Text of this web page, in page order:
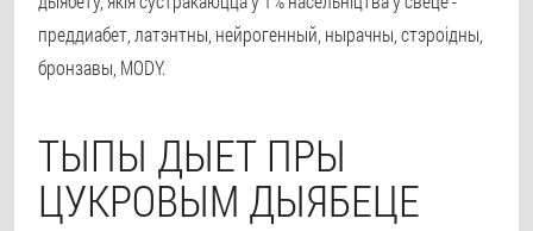
преддиабет, латэнтны, нейрогенный, нырачны, стэроідны,
бронзавы, MODY.
ТЫПЫ ДЫЕТ ПРЫ
ЦУКРОВЫМ ДЫЯБЕЦЕ